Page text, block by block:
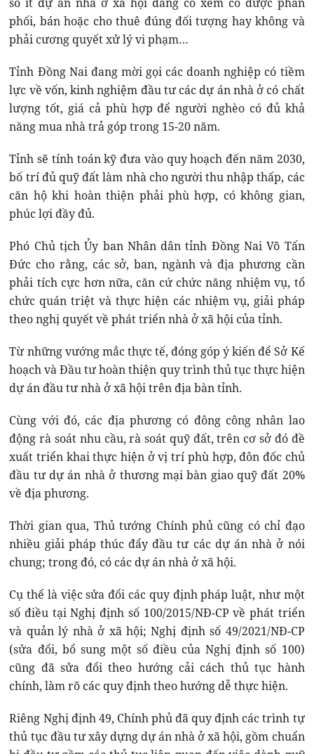
phối, bán hoặc cho thuê đúng đối tượng hay không và
phải cương quyết xử lý vi phạm…
Tỉnh Đồng Nai đang mời gọi các doanh nghiệp có tiềm
lực về vốn, kinh nghiệm đầu tư các dự án nhà ở có chất
lượng tốt, giá cả phù hợp để người nghèo có đủ khả
năng mua nhà trả góp trong 15-20 năm.
Tỉnh sẽ tính toán kỹ đưa vào quy hoạch đến năm 2030,
bố trí đủ quỹ đất làm nhà cho người thu nhập thấp, các
căn hộ khi hoàn thiện phải phù hợp, có không gian,
phúc lợi đầy đủ.
Phó Chủ tịch Ủy ban Nhân dân tỉnh Đồng Nai Võ Tấn
Đức cho rằng, các sở, ban, ngành và địa phương cần
phải tích cực hơn nữa, căn cứ chức năng nhiệm vụ, tổ
chức quán triệt và thực hiện các nhiệm vụ, giải pháp
theo nghị quyết về phát triển nhà ở xã hội của tỉnh.
Từ những vướng mắc thực tế, đóng góp ý kiến để Sở Kế
hoạch và Đầu tư hoàn thiện quy trình thủ tục thực hiện
dự án đầu tư nhà ở xã hội trên địa bàn tỉnh.
Cùng với đó, các địa phương có đông công nhân lao
động rà soát nhu cầu, rà soát quỹ đất, trên cơ sở đó đề
xuất triển khai thực hiện ở vị trí phù hợp, đôn đốc chủ
đầu tư dự án nhà ở thương mại bàn giao quỹ đất 20%
về địa phương.
Thời gian qua, Thủ tướng Chính phủ cũng có chỉ đạo
nhiều giải pháp thúc đẩy đầu tư các dự án nhà ở nói
chung; trong đó, có các dự án nhà ở xã hội.
Cụ thể là việc sửa đổi các quy định pháp luật, như một
số điều tại Nghị định số 100/2015/NĐ-CP về phát triển
và quản lý nhà ở xã hội; Nghị định số 49/2021/NĐ-CP
(sửa đổi, bổ sung một số điều của Nghị định số 100)
cũng đã sửa đổi theo hướng cải cách thủ tục hành
chính, làm rõ các quy định theo hướng dễ thực hiện.
Riêng Nghị định 49, Chính phủ đã quy định các trình tự
thủ tục đầu tư xây dựng dự án nhà ở xã hội, gồm chuẩn